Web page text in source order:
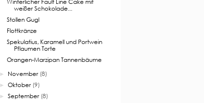
Winterlicher Fault Line Cake mit
weißer Schokolade...
Stollen Gugl
Flottkränze
Spekulatius, Karamell und Portwein
Pflaumen Torte
Orangen-Marzipan Tannenbäume
► November (8)
►Oktober (9)
►September (8)